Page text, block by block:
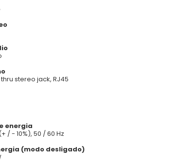
stereo jack, RJ45
energia
/ - 10%), 50 / 60 Hz
(modo desligado)